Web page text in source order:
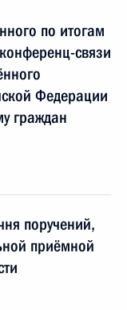
по итогам
связи
Федерации
граждан
поручений,
приёмной